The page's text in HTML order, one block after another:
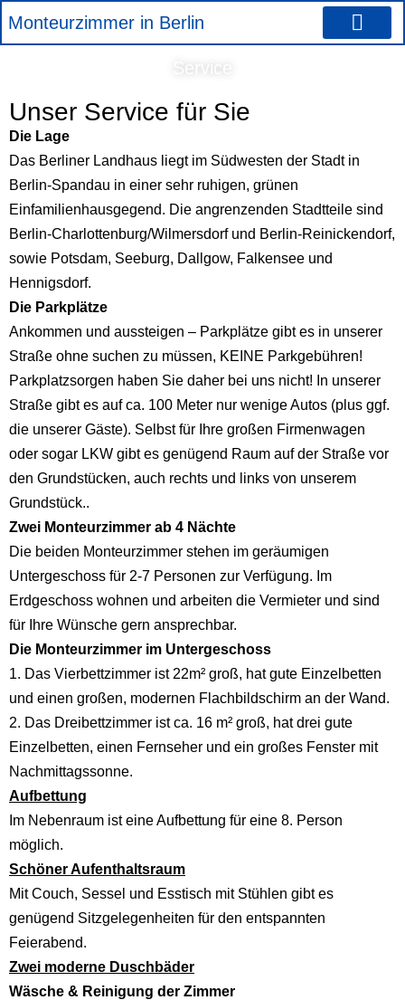
Monteurzimmer in Berlin
Unser Service für Sie
Die Lage
Das Berliner Landhaus liegt im Südwesten der Stadt in
Berlin-Spandau in einer sehr ruhigen, grünen
Einfamilienhausgegend. Die angrenzenden Stadtteile sind
Berlin-Charlottenburg/Wilmersdorf und Berlin-Reinickendorf,
sowie Potsdam, Seeburg, Dallgow, Falkensee und
Hennigsdorf.
Die Parkplätze
Ankommen und aussteigen – Parkplätze gibt es in unserer
Straße ohne suchen zu müssen, KEINE Parkgebühren!
Parkplatzsorgen haben Sie daher bei uns nicht! In unserer
Straße gibt es auf ca. 100 Meter nur wenige Autos (plus ggf.
die unserer Gäste). Selbst für Ihre großen Firmenwagen
oder sogar LKW gibt es genügend Raum auf der Straße vor
den Grundstücken, auch rechts und links von unserem
Grundstück..
Zwei Monteurzimmer ab 4 Nächte
Die beiden Monteurzimmer stehen im geräumigen
Untergeschoss für 2-7 Personen zur Verfügung. Im
Erdgeschoss wohnen und arbeiten die Vermieter und sind
für Ihre Wünsche gern ansprechbar.
Die Monteurzimmer im Untergeschoss
1. Das Vierbettzimmer ist 22m² groß, hat gute Einzelbetten
und einen großen, modernen Flachbildschirm an der Wand.
2. Das Dreibettzimmer ist ca. 16 m² groß, hatdrei gute
Einzelbetten, einen Fernseher und ein großes Fenster mit
Nachmittagssonne.
Aufbettung
Im Nebenraum ist eine Aufbettung für eine 8. Person
möglich.
Schöner Aufenthaltsraum
Mit Couch, Sessel und Esstisch mit Stühlen gibt es
genügend Sitzgelegenheiten für den entspannten
Feierabend.
Zwei moderne Duschbäder
Wäsche & Reinigung der Zimmer